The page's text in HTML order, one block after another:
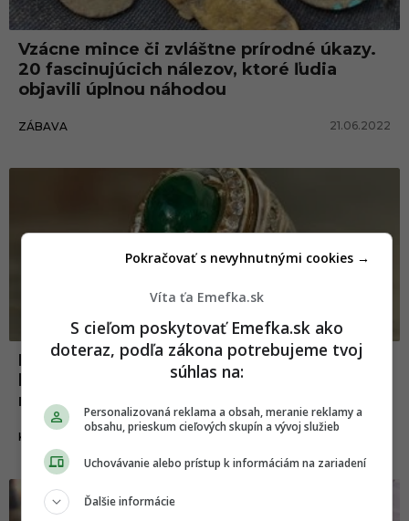
Vzácne mince či zvláštne prírodné úkazy.
20 fascinujúcich nálezov, ktoré ľudia
objavili úplnou náhodou
ZÁBAVA 21.06.2022
Dôchodkyňa takmer vyhodila prsteň z
blšieho trhu. Má hodnotu viac ako 2,3
milióna eur
KURIOZITY
Víta ťa Emefka.sk
S cieľom poskytovať Emefka.sk ako
doteraz, podľa zákona potrebujeme tvoj
súhlas na:
Personalizovaná reklama a obsah, meranie reklamy a
obsahu, prieskum cieľových skupín a vývoj služieb
Uchovávanie alebo prístup k informáciám na zariadení
Ďalšie informácie
Pokračovať s nevyhnutnými cookies →